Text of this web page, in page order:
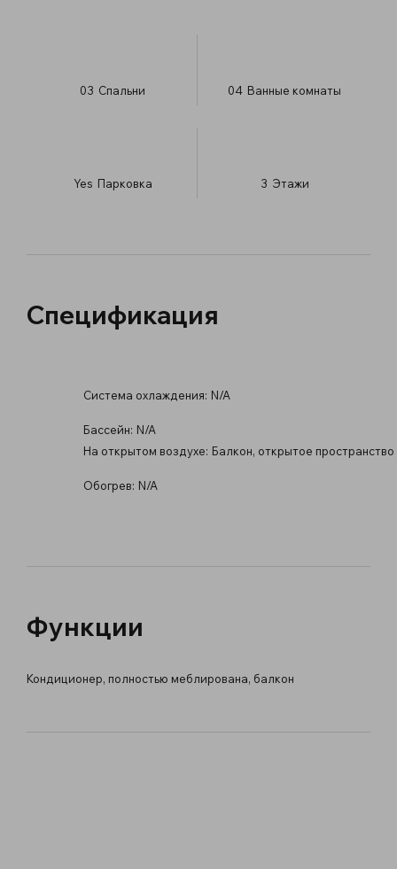
03 Спальни 04 Ванные комнаты
Yes Парковка 3 ​Этажи
Спецификация
Система охлаждения: N/A
Бассейн: N/A
На открытом воздухе: Балкон, открытое пространство
Обогрев: N/A
Функции
Кондиционер, полностью меблирована, балкон